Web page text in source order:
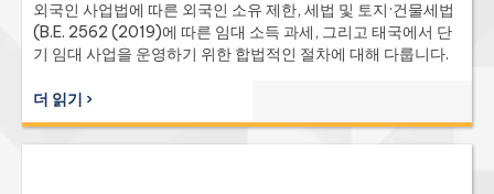
외국인 사업법에 따른 외국인 소유 제한, 세법 및 토지·건물세법
(B.E. 2562 (2019)에 따른 임대 소득 과세, 그리고 태국에서 단
기 임대 사업을 운영하기 위한 합법적인 절차에 대해 다룹니다.
더 읽기 ›